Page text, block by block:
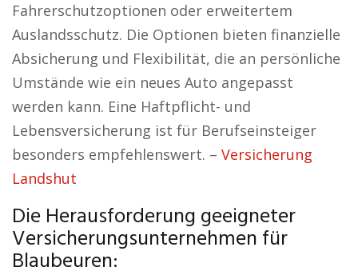
Fahrerschutzoptionen oder erweitertem
Auslandsschutz. Die Optionen bieten finanzielle
Absicherung und Flexibilität, die an persönliche
Umstände wie ein neues Auto angepasst
werden kann. Eine Haftpflicht- und
Lebensversicherung ist für Berufseinsteiger
besonders empfehlenswert. – Versicherung
Landshut
Die Herausforderung geeigneter
Versicherungsunternehmen für
Blaubeuren: